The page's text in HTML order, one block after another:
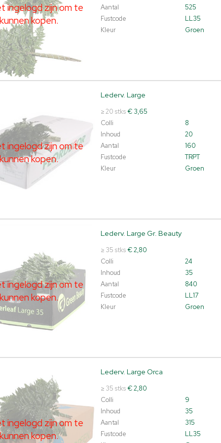
ingelogd zijn om te
kunnen kopen.
Aantal
525
Fustcode
LL35
Kleur
Groen
ingelogd zijn om te
kunnen kopen.
Lederv. Large
≥ 20 stks€ 3,65
Colli
8
Inhoud
20
Aantal
160
Fustcode
TRPT
Kleur
Groen
ingelogd zijn om te kunnen kopen.Klik hier om in te loggen.
ingelogd zijn om te
kunnen kopen.
Lederv. Large Gr. Beauty
≥ 35 stks€ 2,80
Colli
24
Inhoud
35
Aantal
840
Fustcode
LL17
Kleur
Groen
ingelogd zijn om te kunnen kopen.Klik hier om in te loggen.
ingelogd zijn om te
kunnen kopen.
Lederv. Large Orca
≥ 35 stks€ 2,80
Colli
9
Inhoud
35
Aantal
315
Fustcode
LL35
ingelogd zijn om te kunnen kopen.Klik hier om in te loggen.